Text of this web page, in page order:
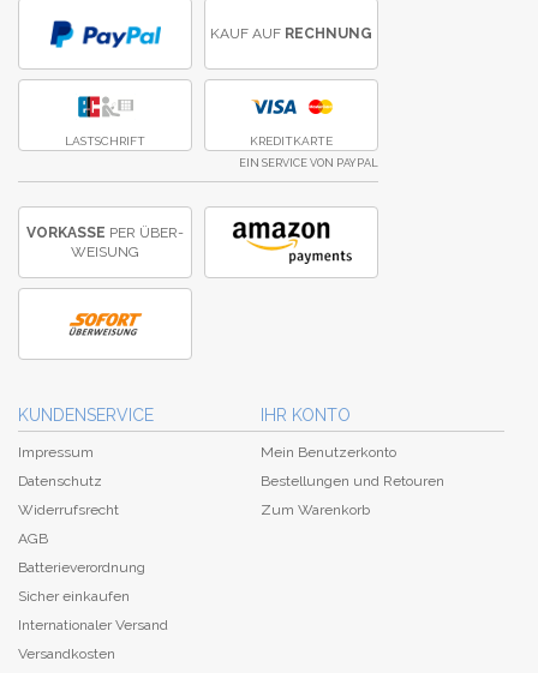
KAUF AUF RECHNUNG
LASTSCHRIFT KREDITKARTE
EIN SERVICE VON PAYPAL
VORKASSE PER ÜBER­
WEISUNG
KUNDENSERVICE
Impressum
Datenschutz
Widerrufsrecht
AGB
Batterieverordnung
Sicher einkaufen
Internationaler Versand
Versandkosten
IHR KONTO
Mein Benutzerkonto
Bestellungen und Retouren
Zum Warenkorb